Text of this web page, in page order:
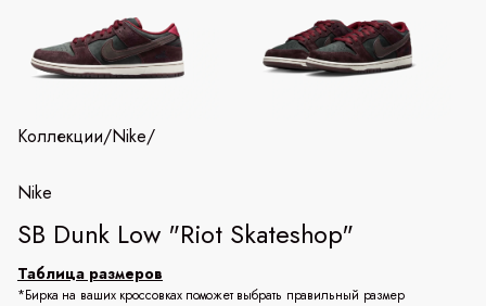
Коллекции/Nike/
Nike
SB Dunk Low "Riot Skateshop"
Таблица размеров
*Бирка на ваших кроссовках поможет выбрать правильный размер